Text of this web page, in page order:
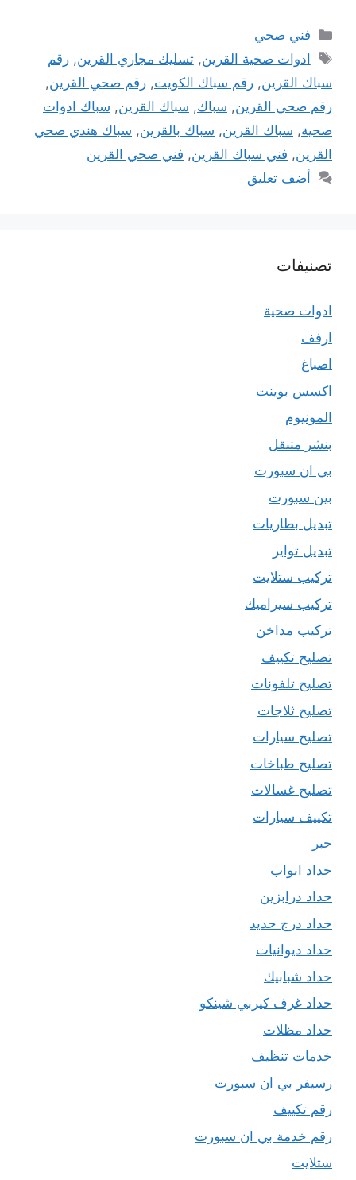
التصنيفات
فني صحي
الوسوم
ادوات صحية القرين,تسليك مجاري القرين,رقم
سباك القرين, رقم سباك الكويت, رقم صحي القرين,
رقم صحي القرين, سباك, سباك القرين, سباك ادوات
صحية, سباك القرين, سباك بالقرين, سباك هندي صحي
القرين, فني سباك القرين, فني صحي القرين
أضف تعليق
تصنيفات
ادوات صحية
ارفف
اصباغ
اكسس بوينت
المونيوم
بنشر متنقل
بي ان سبورت
بين سبورت
تبديل بطاريات
تبديل تواير
تركيب ستلايت
تركيب سيراميك
تركيب مداخن
تصليح تكييف
تصليح تلفونات
تصليح ثلاجات
تصليح سيارات
تصليح طباخات
تصليح غسالات
تكييف سيارات
حبر
حداد ابواب
حداد درابزين
حداد درج حديد
حداد ديوانيات
حداد شبابيك
حداد غرف كيربي شينكو
حداد مظلات
خدمات تنظيف
رسيفر بي ان سبورت
رقم تكييف
رقم خدمة بي ان سبورت
ستلايت